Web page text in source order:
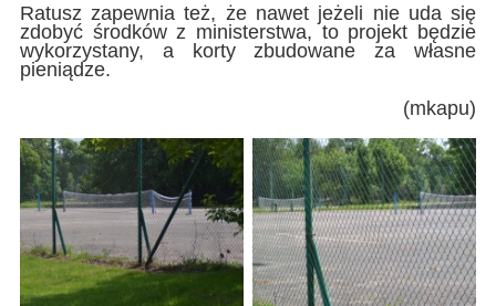
Ratusz zapewnia też, że nawet jeżeli nie uda się
zdobyć środków z ministerstwa, to projekt będzie
wykorzystany, a korty zbudowane za własne
pieniądze.
(mkapu)